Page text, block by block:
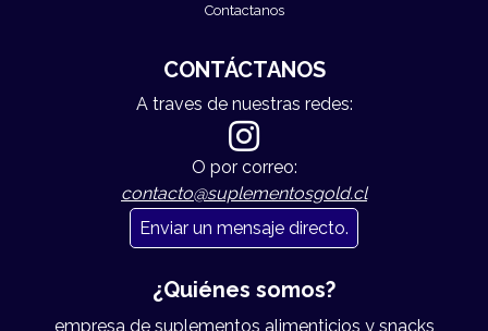
Contactanos
CONTÁCTANOS
A traves de nuestras redes:
O por correo:
contacto@suplementosgold.cl
Enviar un mensaje directo.
¿Quiénes somos?
empresa de suplementos alimenticios y snacks